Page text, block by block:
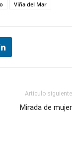
Viña del Mar
Artículo siguiente
Mirada de mujer